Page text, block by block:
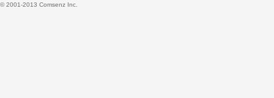
© 2001-2013 Comsenz Inc.